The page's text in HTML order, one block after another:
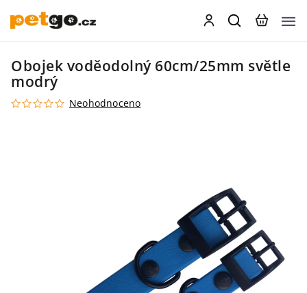
Obojek voděodolný 60cm/25mm světle
modrý
Neohodnoceno